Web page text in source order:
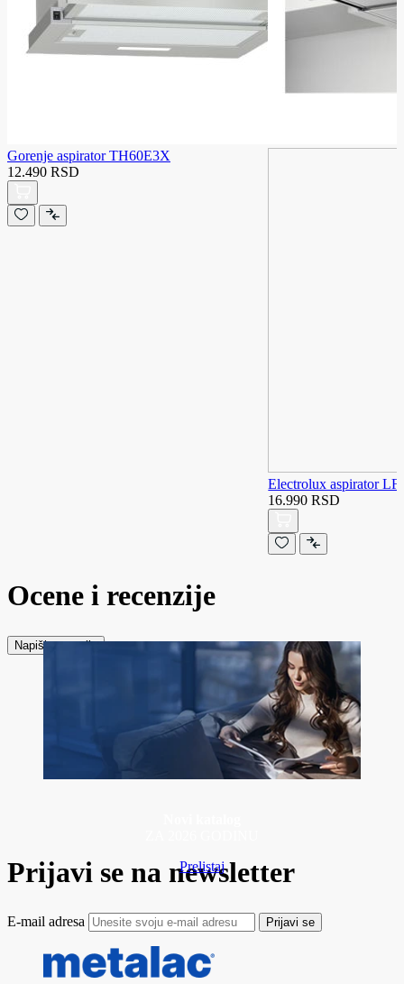
Gorenje aspirator TH60E3X
12.490 RSD
Electrolux aspirator
16.990 RSD
Ocene i recenzije
Napiši recenziju
Prelistaj
Prijavi se na newsletter
E-mail adresa Prijavi se